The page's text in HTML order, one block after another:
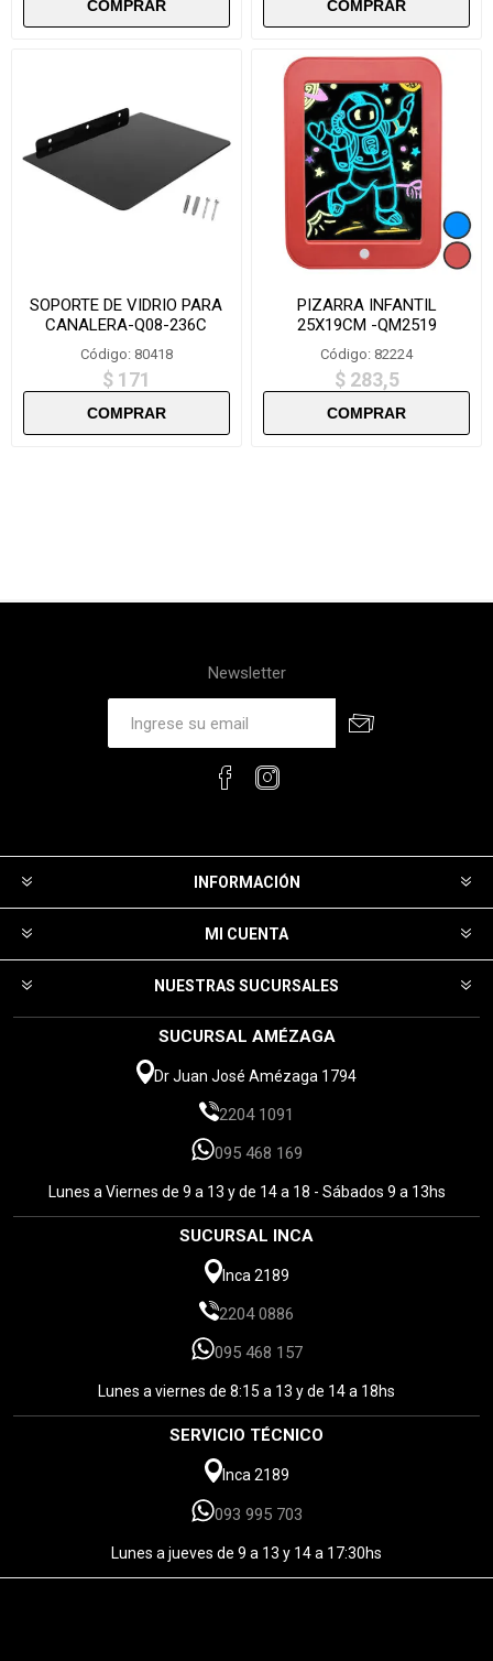
SOPORTE DE VIDRIO PARA
CANALERA-Q08-236C
Código: 80418
$ 171
PIZARRA INFANTIL
25X19CM -QM2519
Código: 82224
$ 283,5
Newsletter
INFORMACIÓN
MI CUENTA
NUESTRAS SUCURSALES
SUCURSAL AMÉZAGA
Dr Juan José Amézaga 1794
2204 1091
095 468 169
Lunes a Viernes de 9 a 13 y de 14 a 18 - Sábados 9 a 13hs
SUCURSAL INCA
Inca 2189
2204 0886
095 468 157
Lunes a viernes de 8:15 a 13 y de 14 a 18hs
SERVICIO TÉCNICO
Inca 2189
093 995 703
Lunes a jueves de 9 a 13 y 14 a 17:30hs